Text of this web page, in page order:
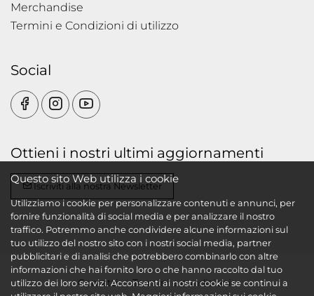
Merchandise
Termini e Condizioni di utilizzo
Social
Ottieni i nostri ultimi aggiornamenti
Iscriviti alla nostra Newsletter
Contatti
Termini e condizioni
Questo sito Web utilizza i cookie
Utilizziamo i cookie per personalizzare contenuti e annunci, per
fornire funzionalità di social media e per analizzare il nostro
traffico. Potremmo anche condividere alcune informazioni sul
tuo utilizzo del nostro sito con i nostri social media, partner
pubblicitari e di analisi che potrebbero combinarlo con altre
informazioni che hai fornito loro o che hanno raccolto dal tuo
utilizzo dei loro servizi. Acconsenti ai nostri cookie se continui a